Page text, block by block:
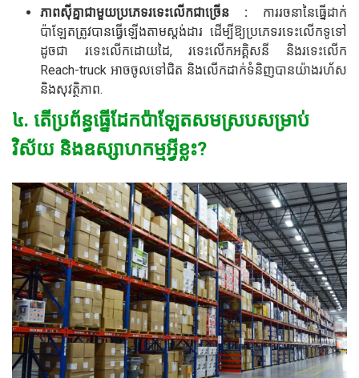
ភាពស៊ីគ្នាជាមួយប្រភេទរទេះលើកជាច្រើន : ការរចនានៃធ្នើដាក់
ប៉ាឡែតត្រូវបានធ្វើឡើងតាមស្តង់ដារ ដើម្បីឱ្យប្រភេទរទេះលើកទូទៅ
ដូចជា រទេះលើកដោយដៃ, រទេះលើកអគ្គិសនី និងរទេះលើក
Reach-truck អាចចូលទៅជិត និងលើកដាក់ទំនិញបានយ៉ាងរហ័ស
និងសុវត្ថិភាព.
៤. តើប្រព័ន្ធធ្នើដែកប៉ាឡែតសមស្របសម្រាប់
វិស័យ និងឧស្សាហកម្មអ្វីខ្លះ?